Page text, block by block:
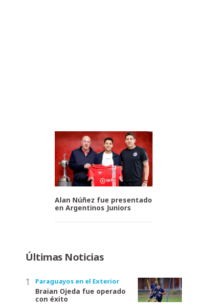
Alan Núñez fue presentado
en Argentinos Juniors
Últimas Noticias
Paraguayos en el Exterior
Braian Ojeda fue operado
con éxito